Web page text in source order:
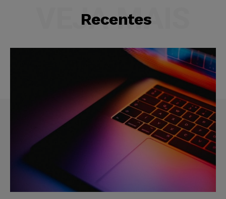
Recentes
VEJA MAIS